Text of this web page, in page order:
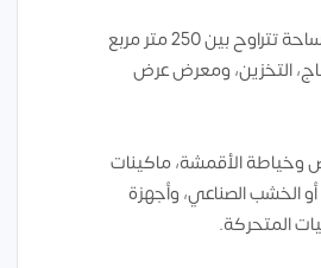
يتطلب المشروع مساحة تتراوح بين 250 متر مربع
التخزين، ومعرض عرض
الأقمشة، ماكينات
الخشب الصناعي، وأجهزة
المتحركة.